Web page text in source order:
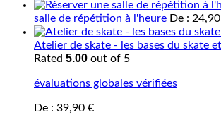
salle de répétition à l'heure De : 24,90
Atelier de skate - les bases du skate
Rated 5.00 out of 5
évaluations globales vérifiées
De : 39,90 €